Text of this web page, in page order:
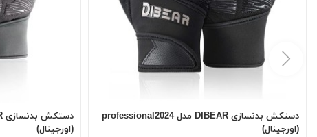
دستکش بدنسازی DIBEAR مدل professional2024
(اورجینال)
(اورجینال)